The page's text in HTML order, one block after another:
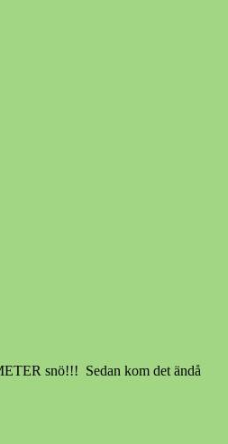
snö!!! Sedan kom det ändå